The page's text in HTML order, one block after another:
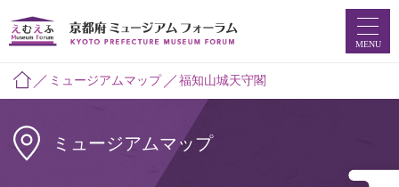
ホーム
ミュージアムマップ
MENU
ミュージアムマップ 福知山城天守閣
ミュージアムマップ